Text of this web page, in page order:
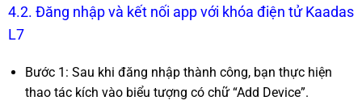
4.2. Đăng nhập và kết nối app với khóa điện tử Kaadas
L7
Bước 1: Sau khi đăng nhập thành công, bạn thực hiện
thao tác kích vào biểu tượng có chữ “Add Device”.